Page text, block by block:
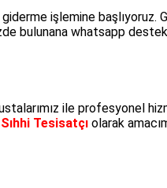
işlemine başlıyoruz.
bulunana whatsapp destek
ile profesyonel
Tesisatçı olarak